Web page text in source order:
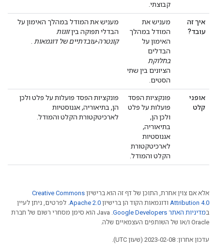
קבוצתי.
איך זה
עובד?
מעניש את
המודל במהלך
האימון על
הבדלים
בחלוקת
הציונים בין שתי
הסטים.
מעניש את המודל במהלך האימון על
הבדלי תפוקה ביןזוגות
קונטרה-עובדתיים של דוגמאות
אופני
קלט
פונקציות הפסד
פועלות על פלט
ולכן הן,
בתיאוריה,
אגנוסטיות
לארכיטקטורת
הקלט והמודל.
פונקציות הפסד פועלות על פלט ולכן
הן, בתיאוריה, אגנוסטיות
לארכיטקטורת הקלט והמודל.
אלא אם צוין אחרת, התוכן של דף זה הוא ברישיון Creative Commons
Attribution 4.0 ודוגמאות הקוד הן ברישיון Apache 2.0. לפרטים, ניתן לעיין
במדיניות האתר Google Developers‏
.‏ Java הוא סימן מסחרי רשום של חברת
Oracle ו/או של השותפים העצמאיים שלה.
עדכון אחרון: 2023-02-08 (שעון UTC).